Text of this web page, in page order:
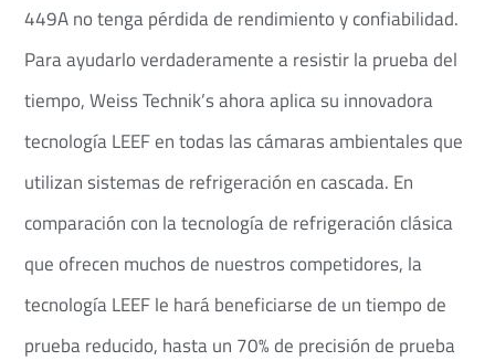
449A no tenga pérdida de rendimiento y confiabilidad.
Para ayudarlo verdaderamente a resistir la prueba del
tiempo, Weiss Technik’s ahora aplica su innovadora
tecnología LEEF en todas las cámaras ambientales que
utilizan sistemas de refrigeración en cascada. En
comparación con la tecnología de refrigeración clásica
que ofrecen muchos de nuestros competidores, la
tecnología LEEF le hará beneficiarse de un tiempo de
prueba reducido, hasta un 70% de precisión de prueba